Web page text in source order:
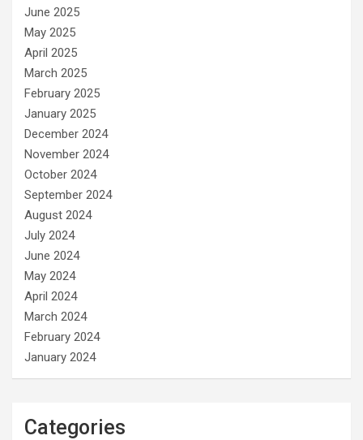
June 2025
May 2025
April 2025
March 2025
February 2025
January 2025
December 2024
November 2024
October 2024
September 2024
August 2024
July 2024
June 2024
May 2024
April 2024
March 2024
February 2024
January 2024
Categories